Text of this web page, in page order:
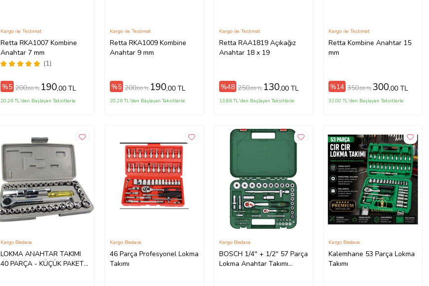
Retta RKA1007 Kombine
Anahtar 7 mm
(1)
Kargo ile Teslimat
%5 200,00 TL 190,00 TL
20,26 TL'den Başlayan Taksitlerle
Retta RKA1009 Kombine
Anahtar 9 mm
Kargo ile Teslimat
%5 200,00 TL 190,00 TL
20,26 TL'den Başlayan Taksitlerle
Retta RAA1819 Açıkağız
Anahtar 18 x 19
Kargo ile Teslimat
%48 250,00 TL 130,00 TL
13,86 TL'den Başlayan Taksitlerle
Retta Kombine Anahtar 15
mm
Kargo ile Teslimat
%14 350,00 TL 300,00 TL
32,00 TL'den Başlayan Taksitlerle
LOKMA ANAHTAR TAKIMI
40 PARÇA - KÜÇÜK PAKET
Kargo Bedava
46 Parça Profesyonel Lokma
Takımı
Kargo Bedava
BOSCH 1/4'' + 1/2'' 57 Parça
Lokma Anahtar Takımı
Kargo Bedava
Kalemhane 53 Parça Lokma
Takımı
Kargo Bedava